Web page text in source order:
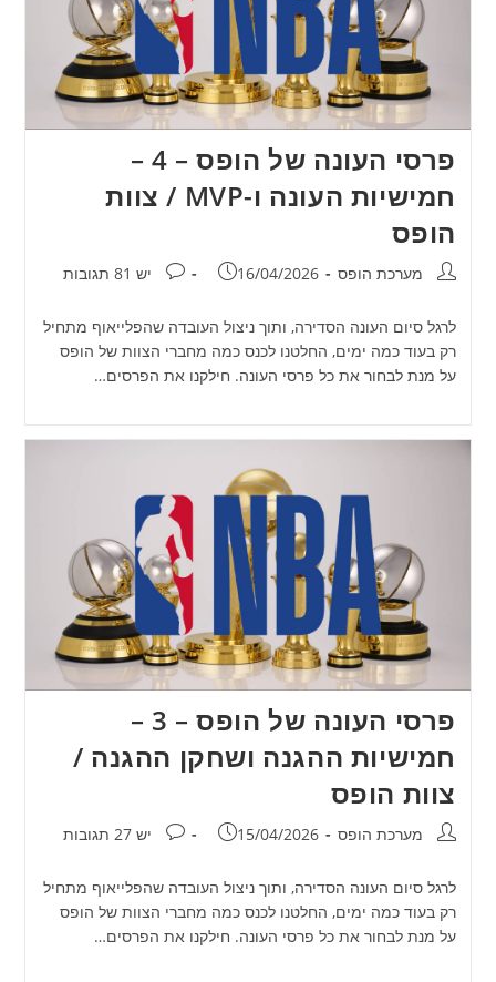
פרסי העונה של הופס – 4 –
חמישיות העונה ו-MVP / צוות
הופס
מחבר:מערכת הופס פורסם:
16/04/2026 תגובות:
יש 81 תגובות
לרגל סיום העונה הסדירה, ותוך ניצול העובדה שהפלייאוף מתחיל
רק בעוד כמה ימים, החלטנו לכנס כמה מחברי הצוות של הופס
על מנת לבחור את כל פרסי העונה. חילקנו את הפרסים…
פרסי העונה של הופס – 3 –
חמישיות ההגנה ושחקן ההגנה /
צוות הופס
מחבר:מערכת הופס פורסם:
15/04/2026 תגובות:
יש 27 תגובות
לרגל סיום העונה הסדירה, ותוך ניצול העובדה שהפלייאוף מתחיל
רק בעוד כמה ימים, החלטנו לכנס כמה מחברי הצוות של הופס
על מנת לבחור את כל פרסי העונה. חילקנו את הפרסים…